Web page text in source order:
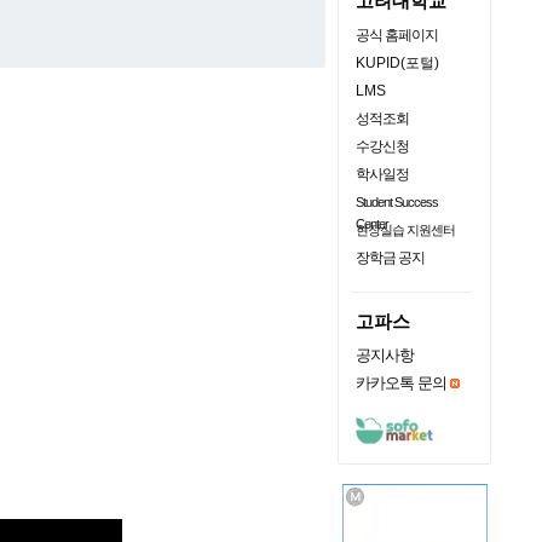
공식 홈페이지
KUPID(포털)
LMS
성적조회
수강신청
학사일정
Student Success
Center
현장실습 지원센터
장학금 공지
고파스
공지사항
카카오톡 문의